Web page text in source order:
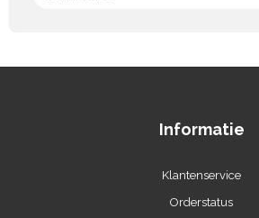
Informatie
Klantenservice
Orderstatus